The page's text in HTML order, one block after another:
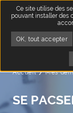
Accueil Mes
SE
Ce site utilise des
pouvant installer des
OK, tout accepter